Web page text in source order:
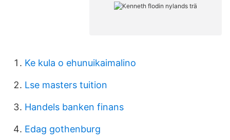
Ke kula o ehunuikaimalino
Lse masters tuition
Handels banken finans
Edag gothenburg